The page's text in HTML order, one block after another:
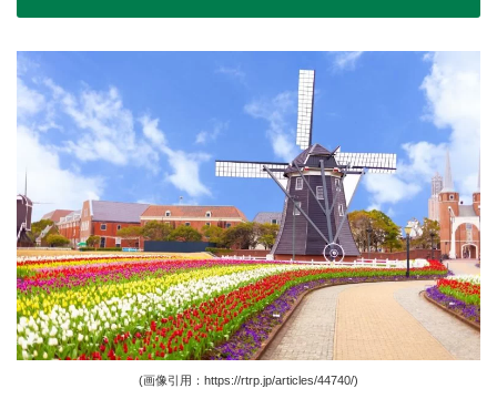
(画像引用：https://rtrp.jp/articles/44740/)